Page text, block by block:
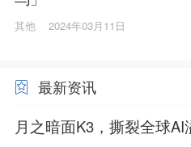
其他 2024年03月11日
最新资讯
月之暗面K3，撕裂全球AI